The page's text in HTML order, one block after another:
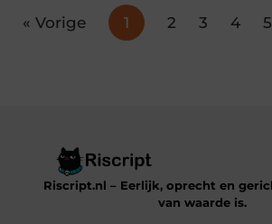
« Vorige 1 2 3 4 5
Riscript.nl – Eerlijk, oprecht en
van waarde is.